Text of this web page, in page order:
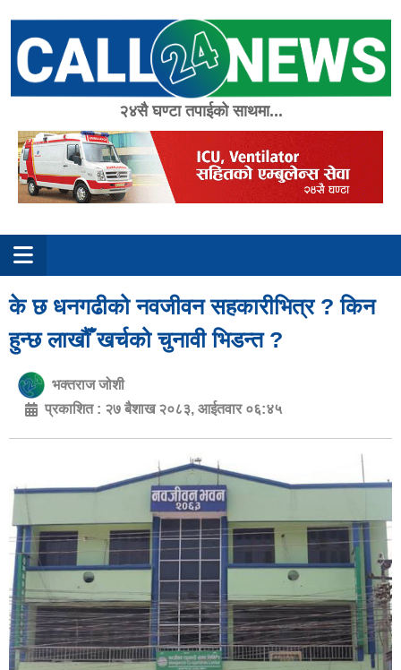
content
२४सै घण्टा तपाईको साथमा...
के छ धनगढीको नवजीवन सहकारीभित्र ? किन
हुन्छ लाखौँ खर्चको चुनावी भिडन्त ?
भक्तराज जोशी
प्रकाशित : २७ बैशाख २०८३, आईतवार ०६:४५